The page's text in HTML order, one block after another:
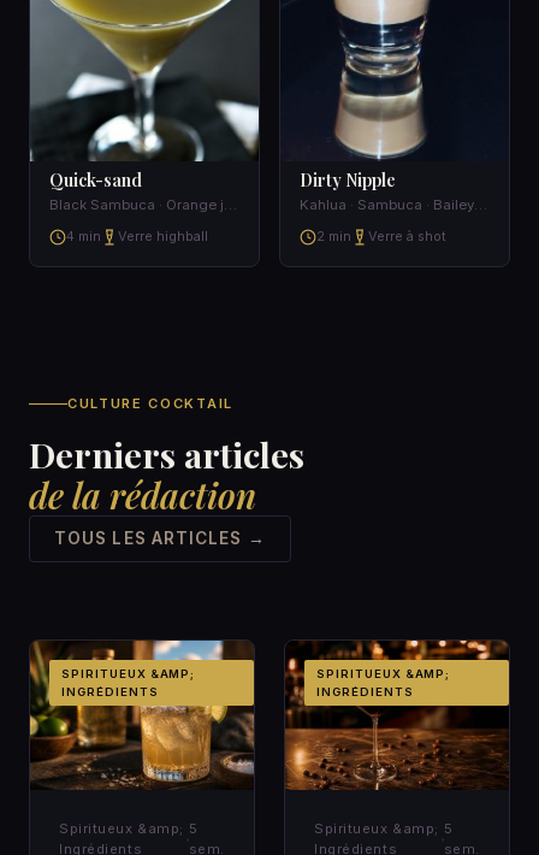
Quick-sand
Black Sambuca · Orange juice
4 min
Verre highball
Dirty Nipple
Kahlua · Sambuca · Baileys irish cream
2 min
Verre à shot
CULTURE COCKTAIL
Derniers articles
de la rédaction
TOUS LES ARTICLES →
SPIRITUEUX &AMP;
INGRÉDIENTS
Spiritueux &amp;
Ingrédients
5
sem.
SPIRITUEUX &AMP;
INGRÉDIENTS
Spiritueux &amp;
Ingrédients
5
sem.